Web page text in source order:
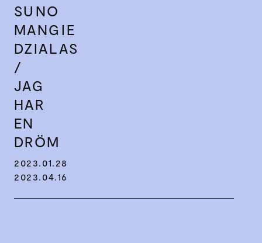
SUNO
MANGIE
DZIALAS
/
JAG
HAR
EN
DRÖM
2023.01.28
2023.04.16